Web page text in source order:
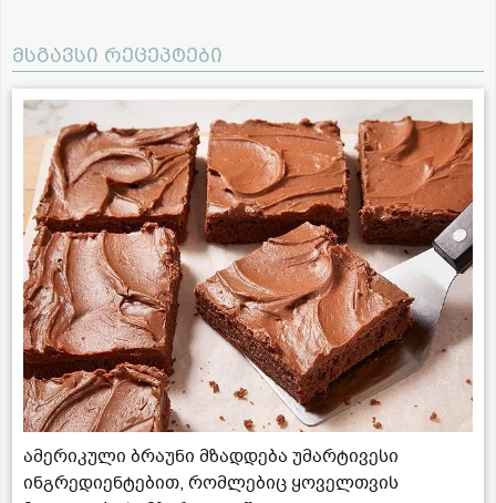
მსგავსი რეცეპტები
ამერიკული ბრაუნი მზადდება უმარტივესი
ინგრედიენტებით, რომლებიც ყოველთვის